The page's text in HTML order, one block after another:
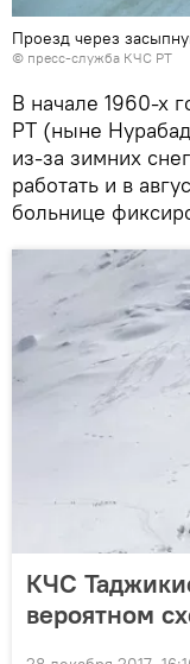
Проезд через
© пресс-служба КЧС РТ
В начале 1960-х
РТ (ныне
из-за зимних
работать и в
больнице
КЧС
вероятном